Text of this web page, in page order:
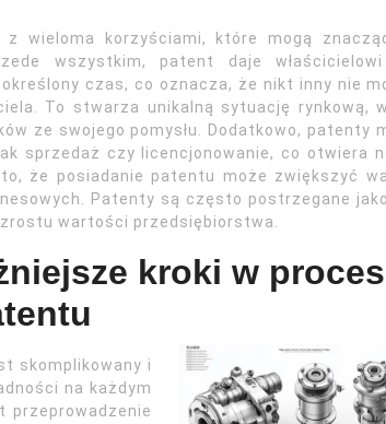
wieloma korzyściami, które mogą
wszystkim, patent daje
czas, co oznacza, że nikt inny nie
To stwarza unikalną sytuację rynkową,
ze swojego pomysłu. Dodatkowo, patenty
sprzedaż czy licencjonowanie, co otwiera
że posiadanie patentu może zwiększyć
Patenty są często postrzegane
wartości przedsiębiorstwa.
kroki w
skomplikowany i
na każdym
przeprowadzenie